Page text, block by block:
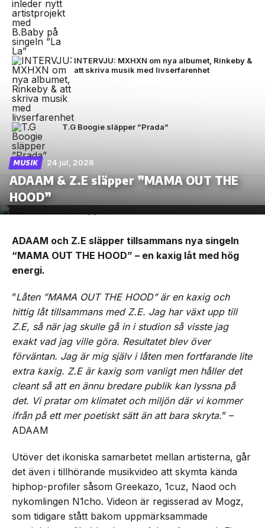
INTERVJU: MXHXN om nya albumet, Rinkeby &
att skriva musik med livserfarenhet
T.G Boogie släpper ”Prada”
MUSIK 24 jul, 2026
ADAAM & Z.E släpper ”MAMA OUT THE
HOOD”
ADAAM och Z.E släpper tillsammans nya singeln
“MAMA OUT THE HOOD” – en kaxig låt med hög
energi.
”Låten ”MAMA OUT THE HOOD” är en kaxig och
hittig låt tillsammans med Z.E. Jag har växt upp till
Z.E, så när jag skulle gå in i studion så visste jag
exakt vad jag ville göra. Resultatet blev över
förväntan. Jag är mig själv i låten men fortfarande lite
extra kaxig. Z.E är kaxig som vanligt men håller det
cleant så att en ännu bredare publik kan lyssna på
det. Vi pratar om klimatet och miljön där vi kommer
ifrån på ett mer poetiskt sätt än att bara skryta.” –
ADAAM
Utöver det ikoniska samarbetet mellan artisterna, går
det även i tillhörande musikvideo att skymta kända
hiphop-profiler såsom Greekazo, 1cuz, Naod och
nykomlingen N1cho. Videon är regisserad av Mogz,
som tidigare stått bakom uppmärksammade